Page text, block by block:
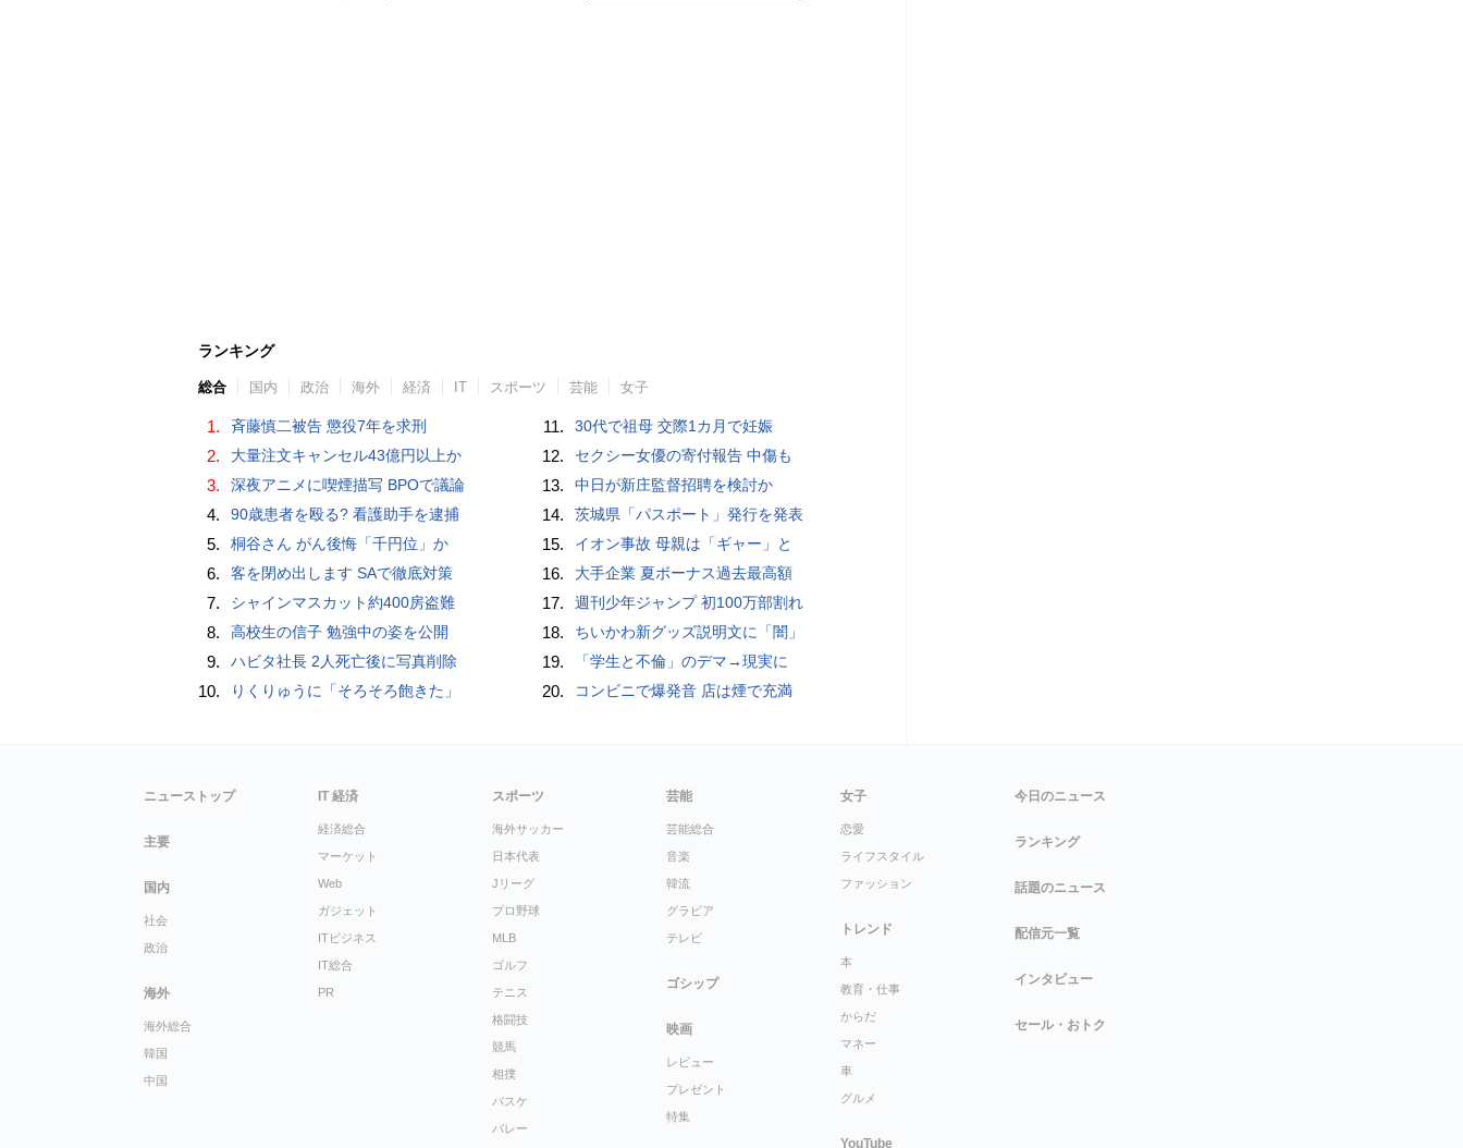
ランキング
総合 国内 政治 海外 経済 IT スポーツ 芸能 女子
1. 斉藤慎二被告 懲役7年を求刑
2. 大量注文キャンセル43億円以上か
3. 深夜アニメに喫煙描写 BPOで議論
4. 90歳患者を殴る? 看護助手を逮捕
5. 桐谷さん がん後悔「千円位」か
6. 客を閉め出します SAで徹底対策
7. シャインマスカット約400房盗難
8. 高校生の信子 勉強中の姿を公開
9. ハビタ社長 2人死亡後に写真削除
10. りくりゅうに「そろそろ飽きた」
11. 30代で祖母 交際1カ月で妊娠
12. セクシー女優の寄付報告 中傷も
13. 中日が新庄監督招聘を検討か
14. 茨城県「パスポート」発行を発表
15. イオン事故 母親は「ギャー」と
16. 大手企業 夏ボーナス過去最高額
17. 週刊少年ジャンプ 初100万部割れ
18. ちいかわ新グッズ説明文に「闇」
19. 「学生と不倫」のデマ→現実に
20. コンビニで爆発音 店は煙で充満
ニューストップ
主要
国内
社会
政治
海外
海外総合
韓国
中国
IT 経済
経済総合
マーケット
Web
ガジェット
ITビジネス
IT総合
PR
スポーツ
海外サッカー
日本代表
Jリーグ
プロ野球
MLB
ゴルフ
テニス
格闘技
競馬
相撲
バスケ
バレー
芸能
芸能総合
音楽
韓流
グラビア
テレビ
ゴシップ
映画
レビュー
プレゼント
特集
女子
恋愛
ライフスタイル
ファッション
トレンド
本
教育・仕事
からだ
マネー
車
グルメ
YouTube
今日のニュース
ランキング
話題のニュース
配信元一覧
インタビュー
セール・おトク